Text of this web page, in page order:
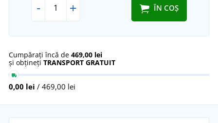
- + ÎN COȘ
Cumpărați încă de 469,00 lei
și obțineți TRANSPORT GRATUIT
0,00 lei / 469,00 lei